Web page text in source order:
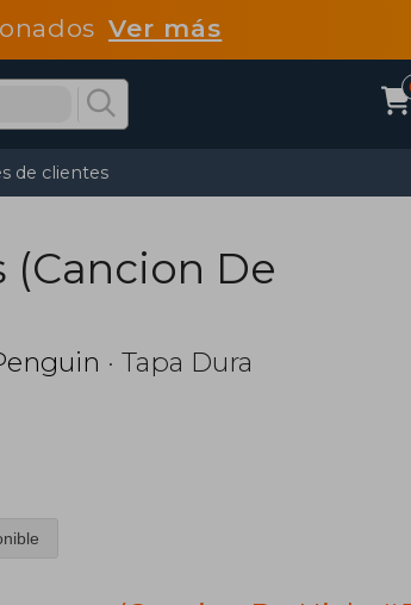
Ver más
de clientes
(Cancion De
· Tapa Dura